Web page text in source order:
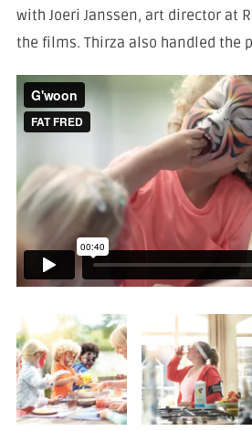
with Joeri Janssen, art director at
the films. Thirza also handled the